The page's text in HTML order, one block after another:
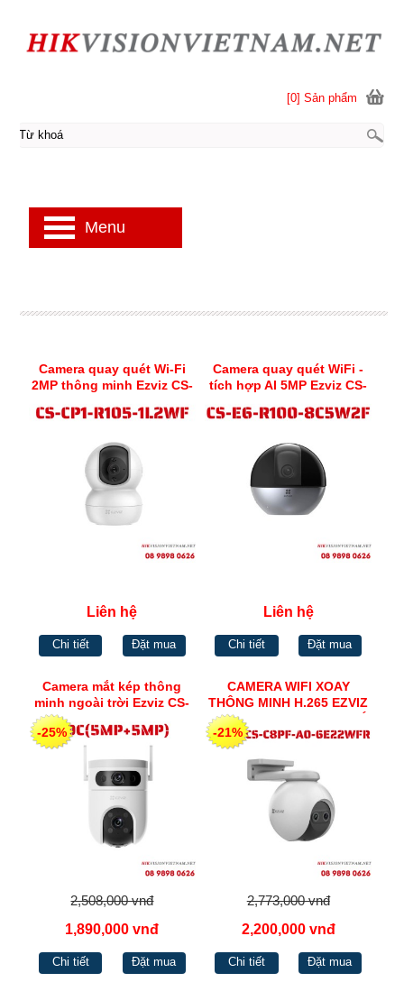
Camera quay quét Wi-Fi
2MP thông minh Ezviz CS-
Liên hệ
Chi tiết Đặt mua
Camera quay quét WiFi -
tích hợp AI 5MP Ezviz CS-
Liên hệ
Chi tiết Đặt mua
Camera mắt kép thông
minh ngoài trời Ezviz CS-
H9c-R100-8G55WKFL H9C
(5MP+5MP)
-25%
2,508,000 vnđ
1,890,000 vnđ
Chi tiết Đặt mua
CAMERA WIFI XOAY
THÔNG MINH H.265 EZVIZ
CS-C8PF-A0-6E22WFR CÓ
MÀU BAN ĐÊM
-21%
2,773,000 vnđ
2,200,000 vnđ
Chi tiết Đặt mua
[0] Sản phẩm
Menu